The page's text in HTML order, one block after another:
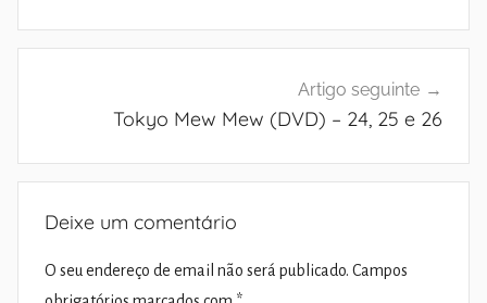
Artigo seguinte
Tokyo Mew Mew (DVD) – 24, 25 e 26
Deixe um comentário
O seu endereço de email não será publicado. Campos